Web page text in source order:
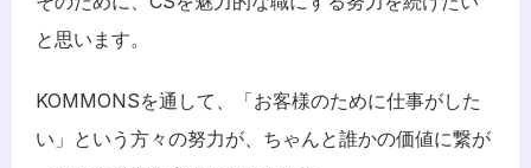
と思います。
KOMMONSを通して、「お客様のために仕事がした
い」という方々の努力が、ちゃんと誰かの価値に繋が